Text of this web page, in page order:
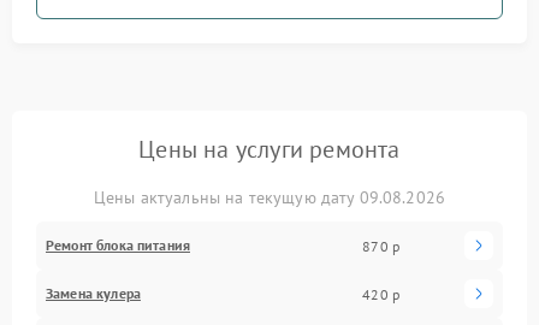
Цены на услуги ремонта
Цены актуальны на текущую дату 09.08.2026
Ремонт блока питания 870 р
Замена кулера 420 р